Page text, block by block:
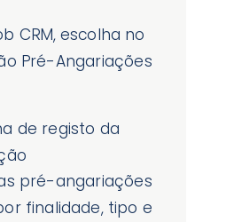
CRM, escolha no
Pré-Angariações
de registo da
pré-angariações
finalidade, tipo e